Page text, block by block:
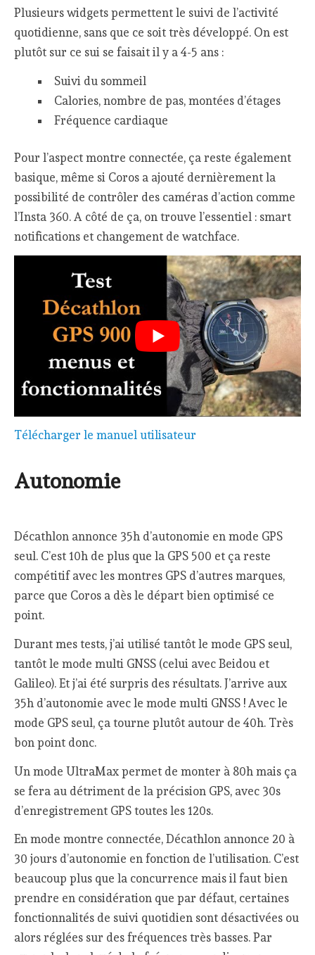
Plusieurs widgets permettent le suivi de l’activité
quotidienne, sans que ce soit très développé. On est
plutôt sur ce sui se faisait il y a 4-5 ans :
Suivi du sommeil
Calories, nombre de pas, montées d’étages
Fréquence cardiaque
Pour l’aspect montre connectée, ça reste également
basique, même si Coros a ajouté dernièrement la
possibilité de contrôler des caméras d’action comme
l’Insta 360. A côté de ça, on trouve l’essentiel : smart
notifications et changement de watchface.
Télécharger le manuel utilisateur
Autonomie
Décathlon annonce 35h d’autonomie en mode GPS
seul. C’est 10h de plus que la GPS 500 et ça reste
compétitif avec les montres GPS d’autres marques,
parce que Coros a dès le départ bien optimisé ce
point.
Durant mes tests, j’ai utilisé tantôt le mode GPS seul,
tantôt le mode multi GNSS (celui avec Beidou et
Galileo). Et j’ai été surpris des résultats. J’arrive aux
35h d’autonomie avec le mode multi GNSS ! Avec le
mode GPS seul, ça tourne plutôt autour de 40h. Très
bon point donc.
Un mode UltraMax permet de monter à 80h mais ça
se fera au détriment de la précision GPS, avec 30s
d’enregistrement GPS toutes les 120s.
En mode montre connectée, Décathlon annonce 20 à
30 jours d’autonomie en fonction de l’utilisation. C’est
beaucoup plus que la concurrence mais il faut bien
prendre en considération que par défaut, certaines
fonctionnalités de suivi quotidien sont désactivées ou
alors réglées sur des fréquences très basses. Par